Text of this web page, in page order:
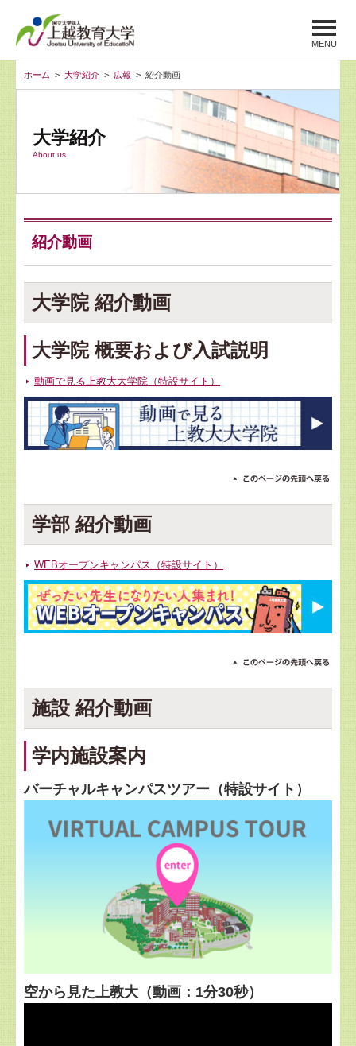
MENU
ホーム > 大学紹介 > 広報 > 紹介動画
大学紹介
About us
紹介動画
大学院 紹介動画
大学院 概要および入試説明
動画で見る上教大大学院（特設サイト）
学部 紹介動画
WEBオープンキャンパス（特設サイト）
施設 紹介動画
学内施設案内
バーチャルキャンパスツアー（特設サイト）
空から見た上教大（動画：1分30秒）